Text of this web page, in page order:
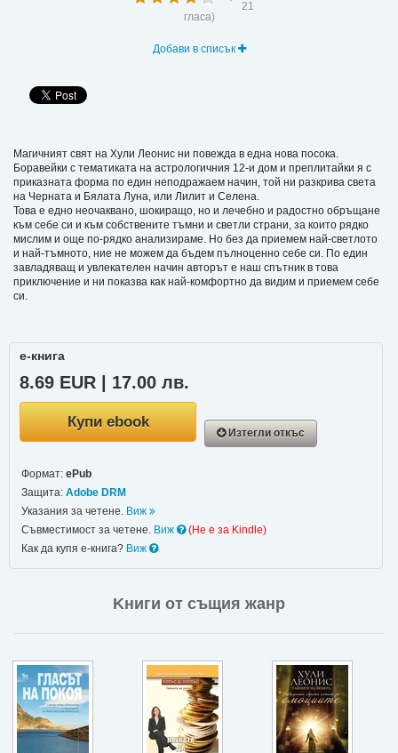
21
гласа)
Добави в списък
Магичният свят на Хули Леонис ни повежда в една нова посока.
Боравейки с тематиката на астрологичния 12-и дом и преплитайки я с
приказната форма по един неподражаем начин, той ни разкрива света
на Черната и Бялата Лунa, или Лилит и Селена.
Това е едно неочаквано, шокиращо, но и лечебно и радостно обръщане
към себе си и към собствените тъмни и светли страни, за които рядко
мислим и още по-рядко анализираме. Но без да приемем най-светлото
и най-тъмното, ние не можем да бъдем пълноценно себе си. По един
завладяващ и увлекателен начин авторът е наш спътник в това
приключение и ни показва как най-комфортно да видим и приемем себе
си.
е-книга
8.69 EUR | 17.00 лв.
Купи ebook
Изтегли откъс
Формат: ePub
Защита: Adobe DRM
Указания за четене. Виж
Съвместимост за четене. Виж
(Не e за Kindle)
Как да купя е-книга? Виж
Kниги от същия жанр